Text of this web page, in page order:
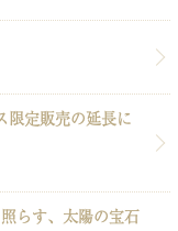
定販売の延長に
らす、太陽の宝石